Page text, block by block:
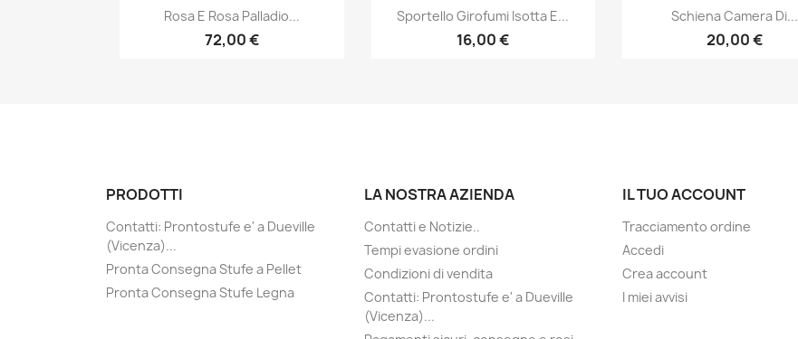
Anteprima
Rosa E Rosa Palladio...
72,00 €
Anteprima
Sportello Girofumi Isotta E...
16,00 €
Anteprima
Schiena Camera Di...
20,00 €
PRODOTTI
Contatti: Prontostufe e' a Dueville
(Vicenza)...
Pronta Consegna Stufe a Pellet
Pronta Consegna Stufe Legna
LA NOSTRA AZIENDA
Contatti e Notizie..
Tempi evasione ordini
Condizioni di vendita
Contatti: Prontostufe e' a Dueville
(Vicenza)...
IL TUO ACCOUNT
Tracciamento ordine
Accedi
Crea account
I miei avvisi